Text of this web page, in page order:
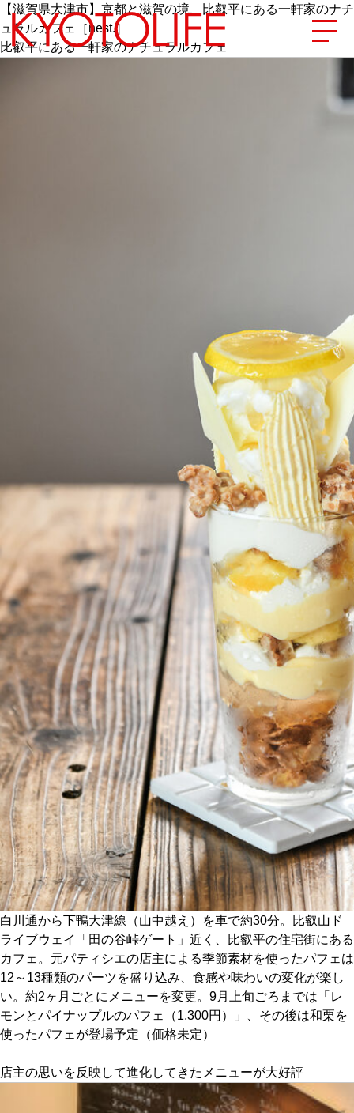
チケットプレゼント応募
MAIN MENU
SERIES
カレーが好き
京都おやつクラブ
私と店のはなし
今月の京みやげ
京都の書店
CULTURE
すべて
関西で開催。
おすすめの展覧会
【滋賀県大津市】京都と滋賀の境、比叡平にある一軒家のナチ
ュラルカフェ［nest.］
比叡平にある一軒家のナチュラルカフェ
白川通から下鴨大津線（山中越え）を車で約30分。比叡山ド
ライブウェイ「田の谷峠ゲート」近く、比叡平の住宅街にある
カフェ。元パティシエの店主による季節素材を使ったパフェは
12～13種類のパーツを盛り込み、食感や味わいの変化が楽し
い。約2ヶ月ごとにメニューを変更。9月上旬ごろまでは「レ
モンとパイナップルのパフェ（1,300円）」、その後は和栗を
使ったパフェが登場予定（価格未定）
店主の思いを反映して進化してきたメニューが大好評